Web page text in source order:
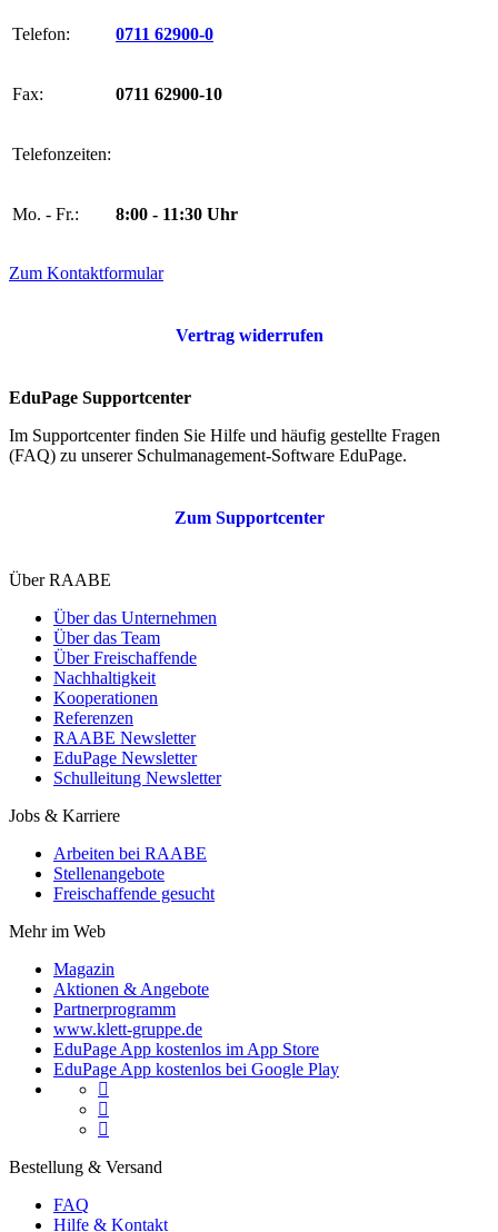
Telefon: 0711 62900-0
Fax: 0711 62900-10
Telefonzeiten:
Mo. - Fr.: 8:00 - 11:30 Uhr
Zum Kontaktformular
Vertrag widerrufen
EduPage Supportcenter
Im Supportcenter finden Sie Hilfe und häufig gestellte Fragen
(FAQ) zu unserer Schulmanagement-Software EduPage.
Zum Supportcenter
Über RAABE
Über das Unternehmen
Über das Team
Über Freischaffende
Nachhaltigkeit
Kooperationen
Referenzen
RAABE Newsletter
EduPage Newsletter
Schulleitung Newsletter
Jobs & Karriere
Arbeiten bei RAABE
Stellenangebote
Freischaffende gesucht
Mehr im Web
Magazin
Aktionen & Angebote
Partnerprogramm
www.klett-gruppe.de
EduPage App kostenlos im App Store
EduPage App kostenlos bei Google Play



Bestellung & Versand
FAQ
Hilfe & Kontakt